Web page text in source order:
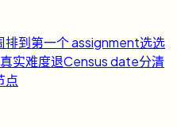
排到第一个 assignment选选
实难度退Census date分清
点